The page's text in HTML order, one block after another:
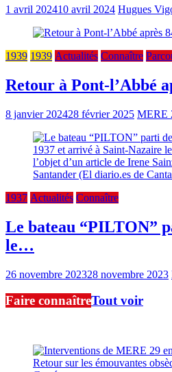
1 avril 202410 avril 2024 Hugues
1939 1939 Actualités Connaître
Retour à Pont-l’Abbé
8 janvier 202428 février 2025 MERE
1937 Actualités Connaître
Le bateau “PILTON”
le…
26 novembre 202328 novembre 2023
Faire connaîtreTout voir